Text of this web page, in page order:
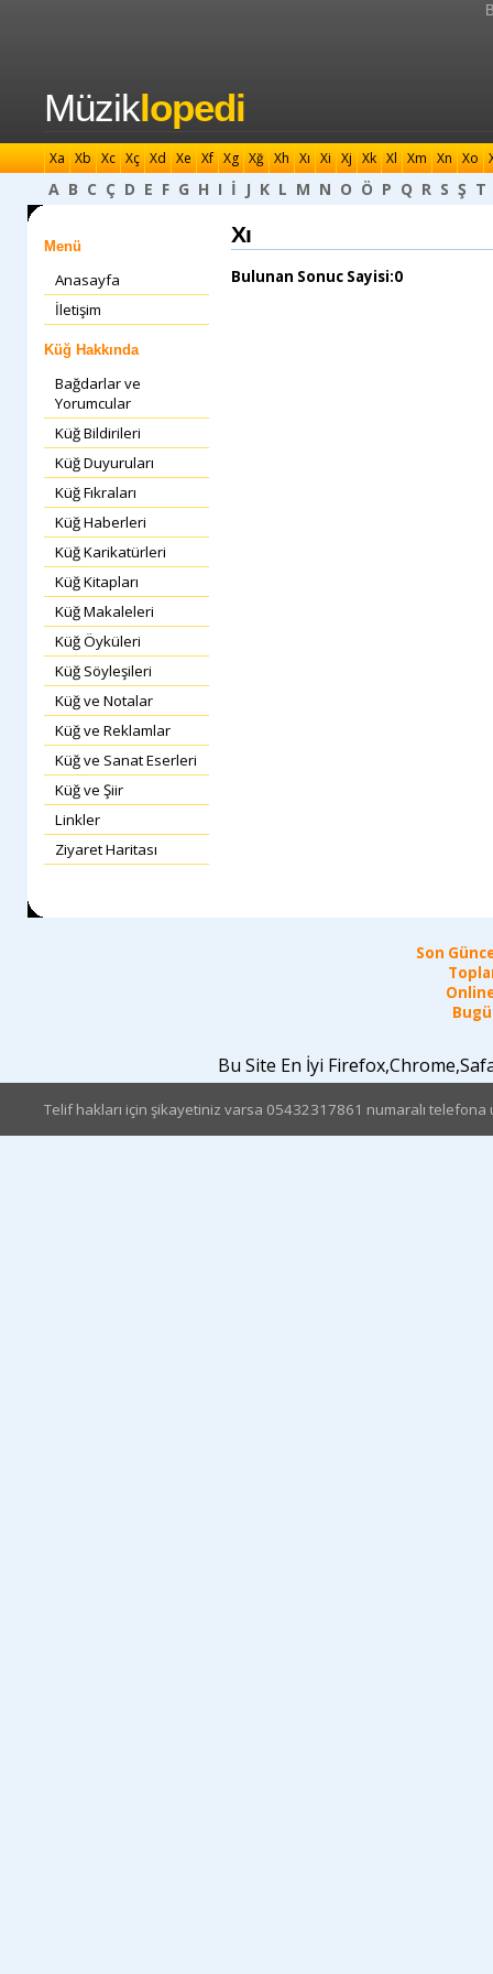
Müziklopedi
Xa Xb Xc Xç Xd Xe Xf Xg Xğ Xh Xı Xi Xj Xk Xl Xm Xn Xo
A B C Ç D E F G H I İ J K L M N O Ö P Q R S Ş T
Menü
Anasayfa
İletişim
Küğ Hakkında
Bağdarlar ve
Yorumcular
Küğ Bildirileri
Küğ Duyuruları
Küğ Fıkraları
Küğ Haberleri
Küğ Karikatürleri
Küğ Kitapları
Küğ Makaleleri
Küğ Öyküleri
Küğ Söyleşileri
Küğ ve Notalar
Küğ ve Reklamlar
Küğ ve Sanat Eserleri
Küğ ve Şiir
Linkler
Ziyaret Haritası
Xı
Bulunan Sonuc Sayisi:0
Son
Bu Site En İyi
Telif hakları için şikayetiniz varsa 05432317861 numaralı telefona